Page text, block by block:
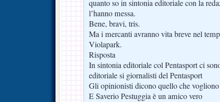
quanto so in sintonia editoriale con la
l’hanno messa.
Bene, bravi, tris.
Ma i mercanti avranno vita breve nel
Violapark.
Risposta
In sintonia editoriale col Pentasport ci
editoriale si giornalisti del Pentasport
Gli opinionisti dicono quello che vogliono
E Saverio Pestuggia è un amico vero